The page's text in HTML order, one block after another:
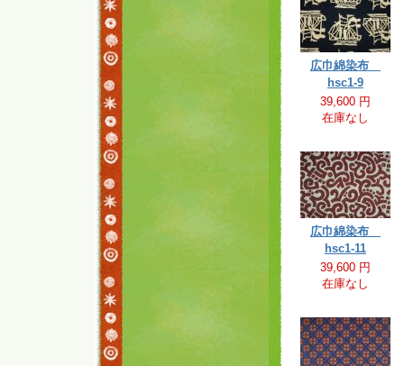
広巾綿染布
hsc1-9
39,600 円
在庫なし
広巾綿染布
hsc1-11
39,600 円
在庫なし